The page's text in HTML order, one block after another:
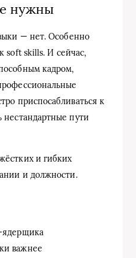
нужны
— нет. Особенно
soft skills. И сейчас,
кадром,
приспосабливаться к
пути
и гибких
и должности.
ядерщика
важнее